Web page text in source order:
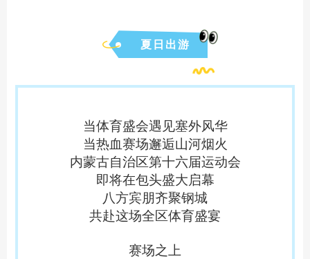
夏日出游
当体育盛会遇见塞外风华
当热血赛场邂逅山河烟火
内蒙古自治区第十六届运动会
即将在包头盛大启幕
八方宾朋齐聚钢城
共赴这场全区体育盛宴
赛场之上